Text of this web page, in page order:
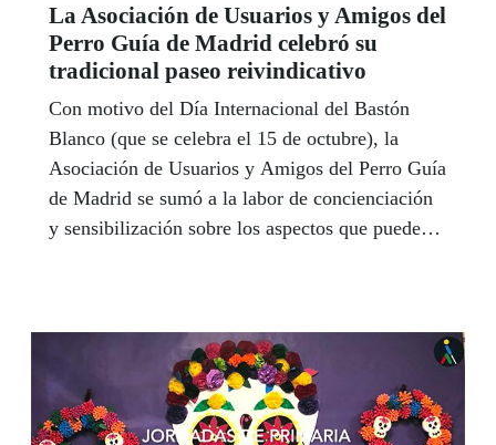
La Asociación de Usuarios y Amigos del
Perro Guía de Madrid celebró su
tradicional paseo reivindicativo
Con motivo del Día Internacional del Bastón
Blanco (que se celebra el 15 de octubre), la
Asociación de Usuarios y Amigos del Perro Guía
de Madrid se sumó a la labor de concienciación
y sensibilización sobre los aspectos que pueden